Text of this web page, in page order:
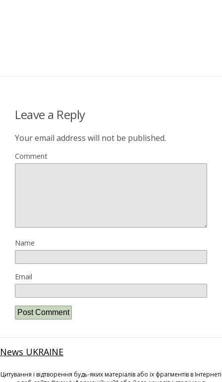
Leave a Reply
Your email address will not be published.
Comment
Name
Email
News UKRAINE
Цитування і відтворення будь-яких матеріалів або їх фрагментів в Інтернеті